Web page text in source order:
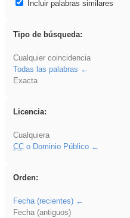
Incluir palabras similares
Tipo de búsqueda:
Cualquier coincidencia
Todas las palabras
Exacta
Licencia:
Cualquiera
CCo Dominio Público
Orden:
Fecha (recientes)
Fecha (antiguos)